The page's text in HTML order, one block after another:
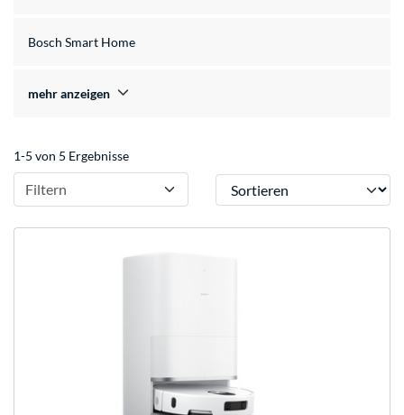
Bosch Smart Home
mehr anzeigen
1-5 von 5 Ergebnisse
Filtern Sortieren